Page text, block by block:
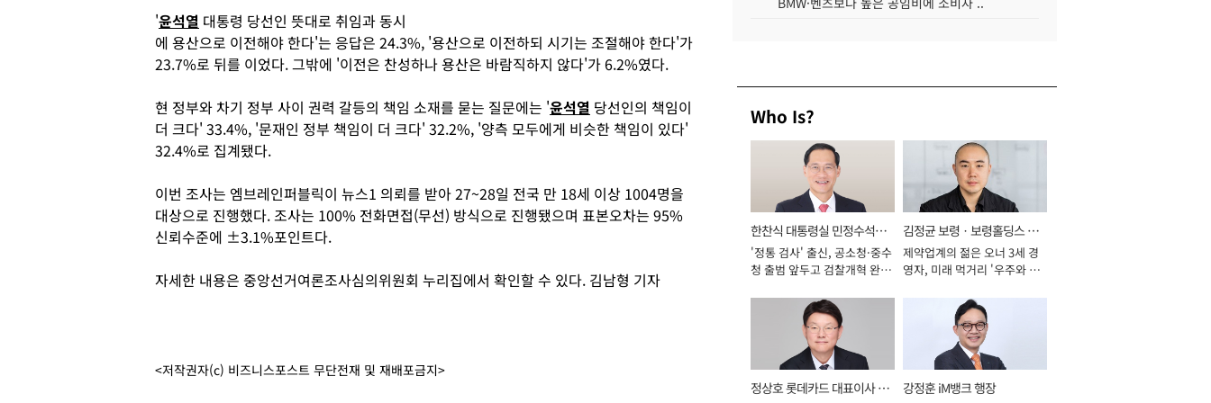
'윤석열 대통령 당선인 뜻대로 취임과 동시
에 용산으로 이전해야 한다'는 응답은 24.3%, '용산으로 이전하되 시기는 조절해야 한다'가
23.7%로 뒤를 이었다. 그밖에 '이전은 찬성하나 용산은 바람직하지 않다'가 6.2%였다.
현 정부와 차기 정부 사이 권력 갈등의 책임 소재를 묻는 질문에는 '윤석열 당선인의 책임이
더 크다' 33.4%, '문재인 정부 책임이 더 크다' 32.2%, '양측 모두에게 비슷한 책임이 있다'
32.4%로 집계됐다.
이번 조사는 엠브레인퍼블릭이 뉴스1 의뢰를 받아 27~28일 전국 만 18세 이상 1004명을
대상으로 진행했다. 조사는 100% 전화면접(무선) 방식으로 진행됐으며 표본오차는 95%
신뢰수준에 ±3.1%포인트다.
자세한 내용은 중앙선거여론조사심의위원회 누리집에서 확인할 수 있다. 김남형 기자
<저작권자(c) 비즈니스포스트 무단전재 및 재배포금지>
Who Is?
한찬식 대통령실 민정수석비
서관
'정통 검사' 출신, 공소청·중수
청 출범 앞두고 검찰개혁 완수
김정균 보령ㆍ보령홀딩스 대
표이사 사장
제약업계의 젊은 오너 3세 경
영자, 미래 먹거리 '우주와 헬
정상호 롯데카드 대표이사 사
강정훈 iM뱅크 행장